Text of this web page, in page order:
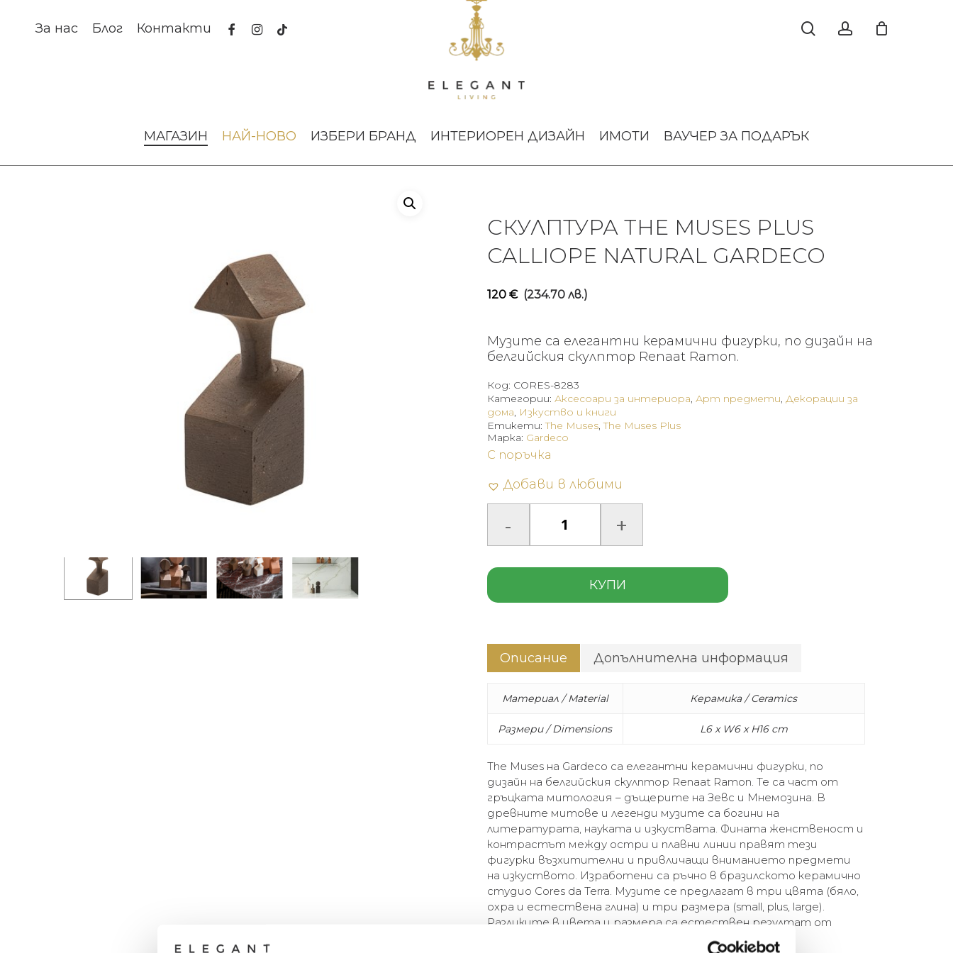
За нас Блог Контакти facebookinstagram
tiktok
МАГАЗИН НАЙ-НОВО ИЗБЕРИ БРАНД ИНТЕРИОРЕН ДИЗАЙН ИМОТИ ВАУЧЕР ЗА ПОДАРЪК
СКУЛПТУРА THE MUSES PLUS
CALLIOPE NATURAL GARDECO
120 € (234.70 лв.)
Музите са елегантни керамични фигурки, по дизайн на
белгийския скулптор Renaat Ramon.
Код: CORES-8283
Категории: Аксесоари за интериора, Арт предмети, Декорации за
дома, Изкуство и книги
Етикети:The Muses,The Muses Plus
С поръчка
Добави в любими
КУПИ
Марка: Gardeco
Описание Допълнителна информация
Материал / Material Керамика / Ceramics
Размери / Dimensions L6 x W6 x H16 cm
The Muses на Gardeco са елегантни керамични фигурки, по
дизайн на белгийския скулптор Renaat Ramon. Те са част от
гръцката митология – дъщерите на Зевс и Мнемозина. В
древните митове и легенди музите са богини на
литературата, науката и изкуствата. Фината женственост и
контрастът между остри и плавни линии правят тези
фигурки възхитителни и привличащи вниманието предмети
на изкуството. Изработени са ръчно в бразилското керамично
студио Cores da Terra. Музите се предлагат в три цвята (бяло,
охра и естествена глина) и три размера (small, plus, large).
Разликите в цвета и размера са естествен резултат от
занаятчийския производствен процес.